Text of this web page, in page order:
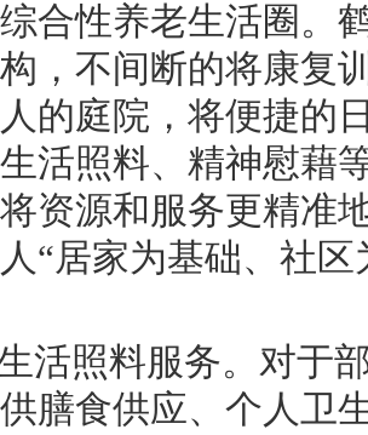
合性养老生活圈。
，不间断的将康复
的庭院，将便捷的
活照料、精神慰藉
资源和服务更精准
“居家为基础、社
活照料服务。对于
膳食供应、个人卫